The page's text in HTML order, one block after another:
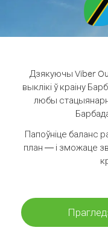
Дзякуючы Viber
выклікі ў краіну
любы
Папоўніце баланс
план — і зможаце